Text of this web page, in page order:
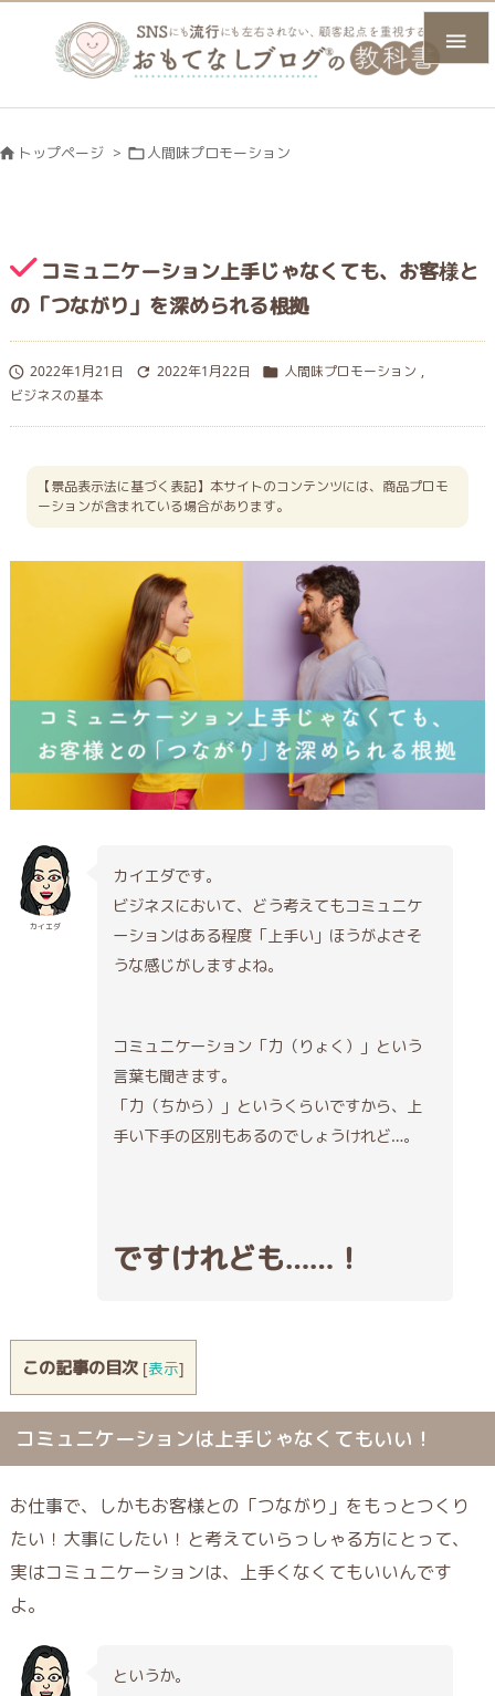

トップページ > 人間味プロモーション
コミュニケーション上手じゃなくても、お客様と
の「つながり」を深められる根拠
 2022年1月21日  2022年1月22日  人間味プロモーション ,
ビジネスの基本
【景品表示法に基づく表記】本サイトのコンテンツには、商品プロモ
ーションが含まれている場合があります。
カイエダ
カイエダです。
ビジネスにおいて、どう考えてもコミュニケ
ーションはある程度「上手い」ほうがよさそ
うな感じがしますよね。
コミュニケーション「力（りょく）」という
言葉も聞きます。
「力（ちから）」というくらいですから、上
手い下手の区別もあるのでしょうけれど…。
ですけれども……！
この記事の目次 [表示]
コミュニケーションは上手じゃなくてもいい！
お仕事で、しかもお客様との「つながり」をもっとつくり
たい！大事にしたい！と考えていらっしゃる方にとって、
実はコミュニケーションは、上手くなくてもいいんです
よ。
というか。